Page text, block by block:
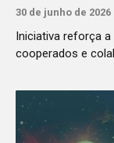
30 de junho de 2026
Iniciativa reforça
cooperados e